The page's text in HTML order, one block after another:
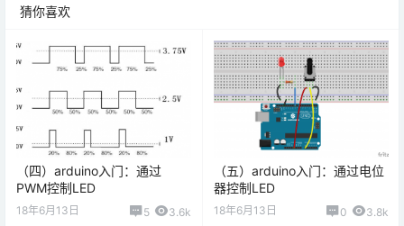
猜你喜欢
（四）arduino入门：通过
PWM控制LED
18年6月13日 5 3.6k
（五）arduino入门：通过电位
器控制LED
18年6月13日 0 3.8k